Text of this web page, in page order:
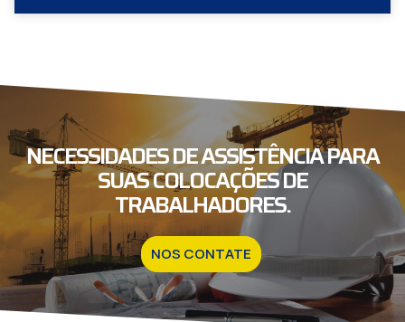
NECESSIDADES DE ASSISTÊNCIA PARA
SUAS COLOCAÇÕES DE
TRABALHADORES.
NOS CONTATE